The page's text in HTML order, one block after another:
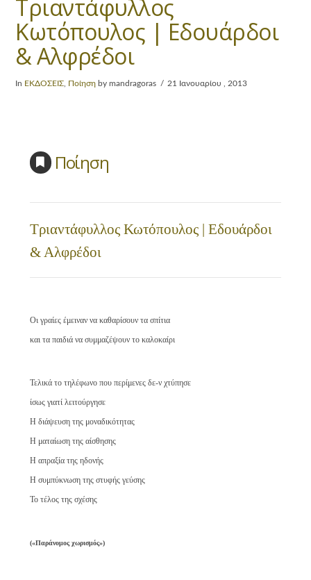
Τριαντάφυλλος
Κωτόπουλος | Εδουάρδοι
& Αλφρέδοι
In ΕΚΔΟΣΕΙΣ Ποίηση by mandragoras 21 Ιανουαρίου , 2013
Ποίηση
Τριαντάφυλλος Κωτόπουλος | Εδουάρδοι
& Αλφρέδοι
Οι γραίες έμειναν να καθαρίσουν τα σπίτια
και τα παιδιά να συμμαζέψουν το καλοκαίρι
Τελικά το τηλέφωνο που περίμενες δε-ν χτύπησε
ίσως γιατί λειτούργησε
Η διάψευση της μοναδικότητας
Η ματαίωση της αίσθησης
Η απραξία της ηδονής
Η συμπύκνωση της στυφής γεύσης
Το τέλος της σχέσης
(«Παράνομος χωρισμός»)